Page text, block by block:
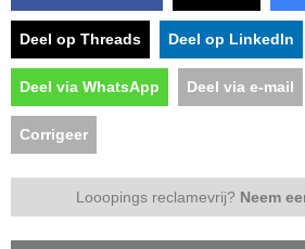
Deel op Threads Deel op LinkedIn
Deel via WhatsApp Deel via e-mail
Corrigeer
Looopings reclamevrij? Neem